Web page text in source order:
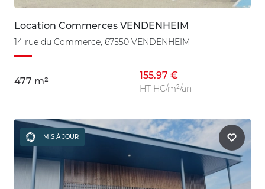
Location Commerces VENDENHEIM
14 rue du Commerce, 67550 VENDENHEIM
477 m²
155.97 €
HT HC/m²/an
MIS À JOUR